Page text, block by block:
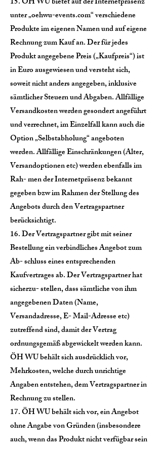
unter „oehwu-events.com“ verschiedene
Produkte im eigenen Namen und auf eigene
Rechnung zum Kauf an. Der für jedes
Produkt angegebene Preis („Kaufpreis“) ist
in Euro ausgewiesen und versteht sich,
soweit nicht anders angegeben, inklusive
sämtlicher Steuern und Abgaben. Allfällige
Versandkosten werden gesondert angeführt
und verrechnet, im Einzelfall kann auch die
Option „Selbstabholung“ angeboten
werden. Allfällige Einschränkungen (Alter,
Versandoptionen etc) werden ebenfalls im
Rah- men der Internetpräsenz bekannt
gegeben bzw im Rahmen der Stellung des
Angebots durch den Vertragspartner
berücksichtigt.
16. Der Vertragspartner gibt mit seiner
Bestellung ein verbindliches Angebot zum
Ab- schluss eines entsprechenden
Kaufvertrages ab. Der Vertragspartner hat
sicherzu- stellen, dass sämtliche von ihm
angegebenen Daten (Name,
Versandadresse, E- Mail-Adresse etc)
zutreffend sind, damit der Vertrag
ordnungsgemäß abgewickelt werden kann.
ÖH WU behält sich ausdrücklich vor,
Mehrkosten, welche durch unrichtige
Angaben entstehen, dem Vertragspartner in
Rechnung zu stellen.
17. ÖH WU behält sich vor, ein Angebot
ohne Angabe von Gründen (insbesondere
auch, wenn das Produkt nicht verfügbar sein